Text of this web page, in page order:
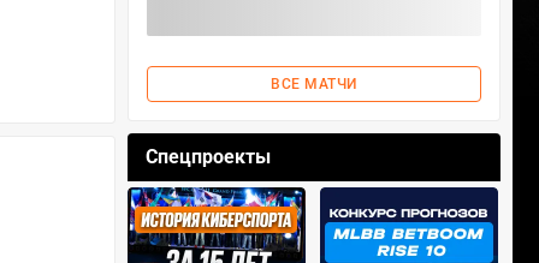
ВСЕ МАТЧИ
Спецпроекты